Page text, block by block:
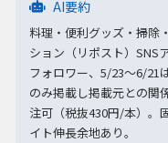
AI要約
料理・便利グッズ・掃除
ション（リポスト）SNS
フォロワー、5/23〜6/21
のみ掲載し掲載元との関
注可（税抜430円/本）。
イト伸長余地あり。